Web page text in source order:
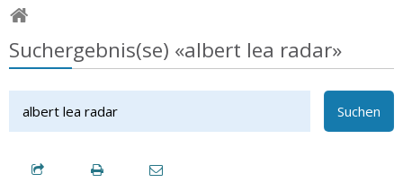
Suchergebnis(se) «albert lea radar»
Suchen